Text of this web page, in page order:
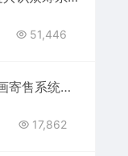
51,446
古玩文物字画寄售系统源码-拍卖系统源码-竞拍系统源码转拍系统
17,862